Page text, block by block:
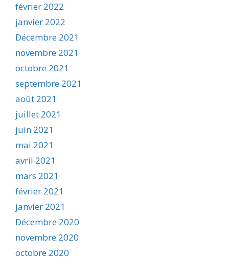
février 2022
janvier 2022
Décembre 2021
novembre 2021
octobre 2021
septembre 2021
août 2021
juillet 2021
juin 2021
mai 2021
avril 2021
mars 2021
février 2021
janvier 2021
Décembre 2020
novembre 2020
octobre 2020